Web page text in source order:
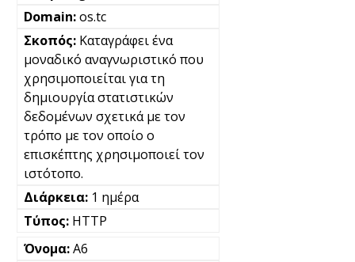
os.tc
Καταγράφει ένα
μοναδικό αναγνωριστικό που
χρησιμοποιείται για τη
δημιουργία στατιστικών
δεδομένων σχετικά με τον
τρόπο με τον οποίο ο
επισκέπτης χρησιμοποιεί τον
ιστότοπο.
1 ημέρα
HTTP
A6